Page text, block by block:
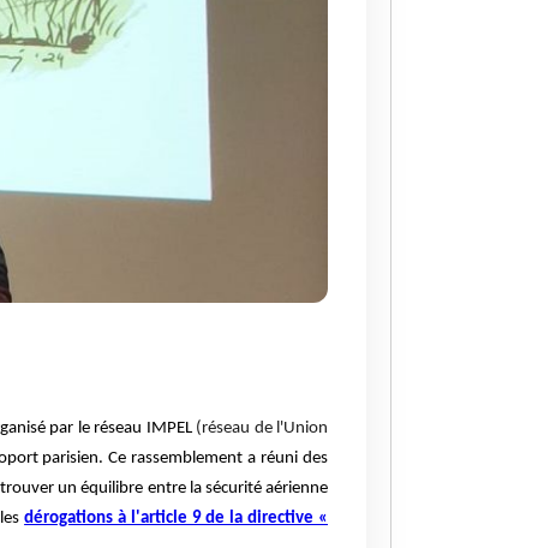
par le réseau IMPEL (réseau de l'Union
parisien. Ce rassemblement a réuni des
un équilibre entre la sécurité aérienne
lesdérogations à l'article 9 de la directive «